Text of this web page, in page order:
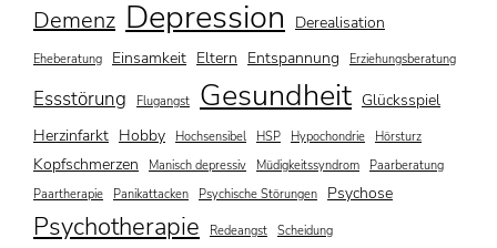
Demenz Depression Derealisation
Eheberatung Einsamkeit Eltern Entspannung Erziehungsberatung
Essstörung Flugangst Gesundheit Glücksspiel
Herzinfarkt Hobby Hochsensibel HSP Hypochondrie Hörsturz
Kopfschmerzen Manisch depressiv Müdigkeitssyndrom
Paarberatung
Paartherapie
Panikattacken Psychische Störungen Psychose
Psychotherapie Redeangst Scheidung